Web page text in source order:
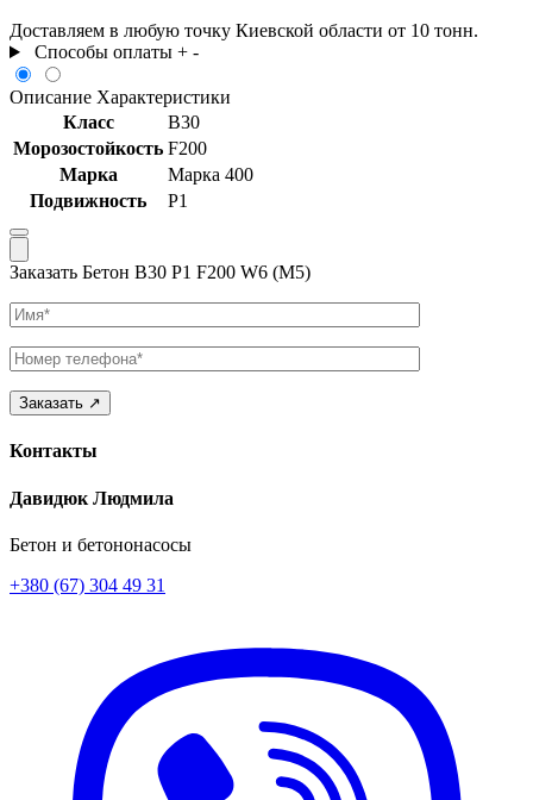
Доставляем в любую точку Киевской области от 10 тонн.
Способы оплаты + -
Описание Характеристики
Класс
В30
Морозостойкость F200
Марка
Марка 400
Подвижность
Р1
Заказать Бетон B30 Р1 F200 W6 (М5)
Имя
Телефон
Контакты
Давидюк Людмила
Бетон и бетононасосы
+380 (67) 304 49 31